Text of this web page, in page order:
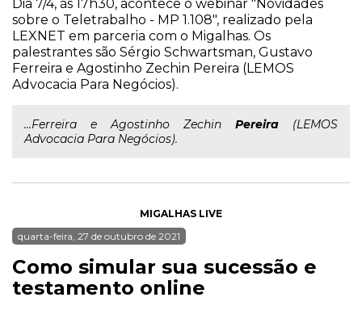
Dia 7/4, às 17h30, acontece o webinar "Novidades
sobre o Teletrabalho - MP 1.108", realizado pela
LEXNET em parceria com o Migalhas. Os
palestrantes são Sérgio Schwartsman, Gustavo
Ferreira e Agostinho Zechin Pereira (LEMOS
Advocacia Para Negócios).
...Ferreira e Agostinho Zechin Pereira (LEMOS
Advocacia Para Negócios).
MIGALHAS LIVE
quarta-feira, 27 de outubro de 2021
Como simular sua sucessão e
testamento online